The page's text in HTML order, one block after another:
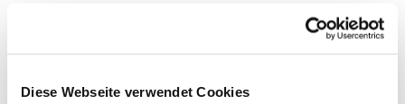
Diese Webseite verwendet Cookies
die nächsten, die immer genau einen Baustein
länger sind als die vorherigen. Und da jeder
kann der Detektor bei jeder Gruppe von DNA-